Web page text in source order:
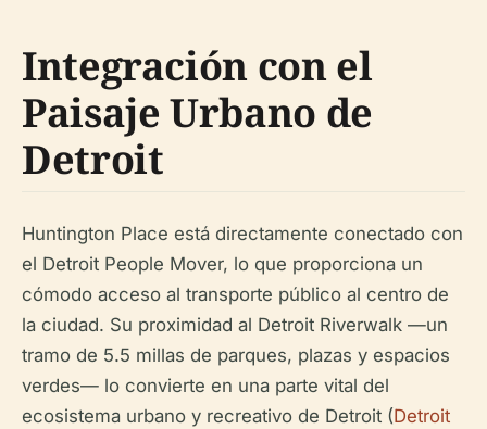
Integración con el
Paisaje Urbano de
Detroit
Huntington Place está directamente conectado con
el Detroit People Mover, lo que proporciona un
cómodo acceso al transporte público al centro de
la ciudad. Su proximidad al Detroit Riverwalk —un
tramo de 5.5 millas de parques, plazas y espacios
verdes— lo convierte en una parte vital del
ecosistema urbano y recreativo de Detroit (Detroit